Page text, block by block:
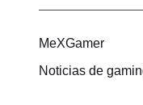
MeXGamer
Noticias de